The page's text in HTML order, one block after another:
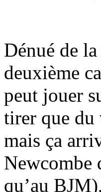
Dénué de
deuxième
peut jouer
tirer que du
mais ça
Newcombe
qu’au